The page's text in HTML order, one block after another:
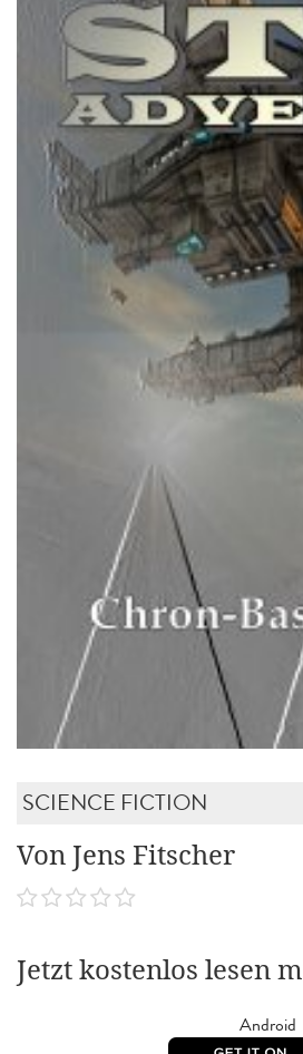
SCIENCE FICTION
Von Jens Fitscher
Jetzt kostenlos lesen
Android